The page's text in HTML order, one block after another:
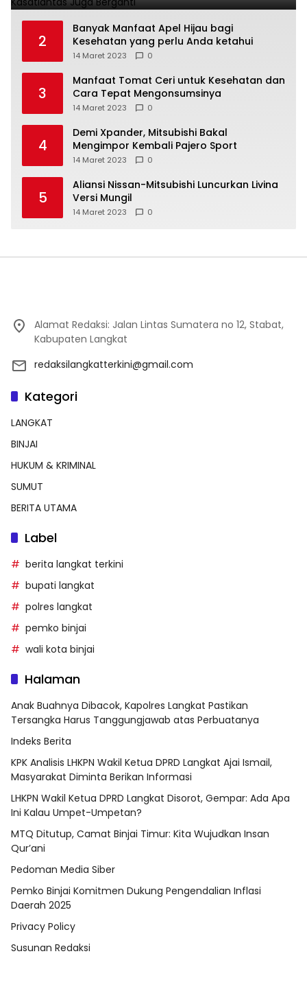
2
Banyak Manfaat Apel Hijau bagi
Kesehatan yang perlu Anda ketahui
14 Maret 2023 0
3
Manfaat Tomat Ceri untuk Kesehatan dan
Cara Tepat Mengonsumsinya
14 Maret 2023 0
4
Demi Xpander, Mitsubishi Bakal
Mengimpor Kembali Pajero Sport
14 Maret 2023 0
5
Aliansi Nissan-Mitsubishi Luncurkan Livina
Versi Mungil
14 Maret 2023 0
Alamat Redaksi: Jalan Lintas Sumatera no 12, Stabat,
Kabupaten Langkat
redaksilangkatterkini@gmail.com
Kategori
LANGKAT
BINJAI
HUKUM & KRIMINAL
SUMUT
BERITA UTAMA
Label
berita langkat terkini
bupati langkat
polres langkat
pemko binjai
wali kota binjai
Halaman
Anak Buahnya Dibacok, Kapolres Langkat Pastikan
Tersangka Harus Tanggungjawab atas Perbuatanya
Indeks Berita
KPK Analisis LHKPN Wakil Ketua DPRD Langkat Ajai Ismail,
Masyarakat Diminta Berikan Informasi
LHKPN Wakil Ketua DPRD Langkat Disorot, Gempar: Ada Apa
Ini Kalau Umpet-Umpetan?
MTQ Ditutup, Camat Binjai Timur: Kita Wujudkan Insan
Qur’ani
Pedoman Media Siber
Pemko Binjai Komitmen Dukung Pengendalian Inflasi
Daerah 2025
Privacy Policy
Susunan Redaksi